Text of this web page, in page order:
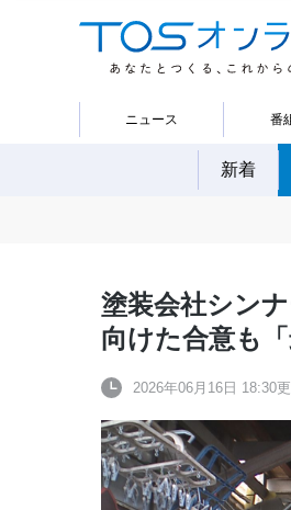
ニュース 番
新着
塗装会社シン
向けた合意も
2026年06月16日 18:30